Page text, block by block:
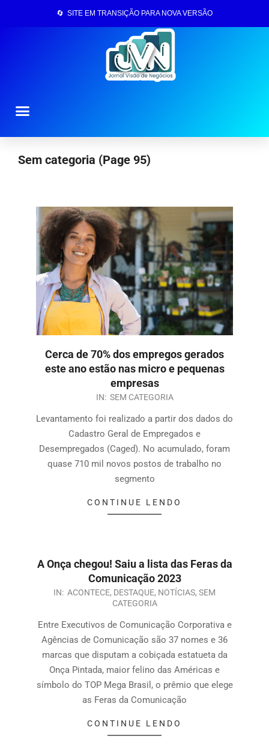
🔄 SITE EM TRANSIÇÃO PARA NOVA VERSÃO
Sem categoria (Page 95)
Cerca de 70% dos empregos gerados
este ano estão nas micro e pequenas
empresas
IN: SEM CATEGORIA
Levantamento foi realizado a partir dos dados do
Cadastro Geral de Empregados e
Desempregados (Caged). No acumulado, foram
quase 710 mil novos postos de trabalho no
segmento
CONTINUE LENDO
A Onça chegou! Saiu a lista das Feras da
Comunicação 2023
IN: ACONTECE, DESTAQUE, NOTÍCIAS, SEM
CATEGORIA
Entre Executivos de Comunicação Corporativa e
Agências de Comunicação são 37 nomes e 36
marcas que disputam a cobiçada estatueta da
Onça Pintada, maior felino das Américas e
símbolo do TOP Mega Brasil, o prêmio que elege
as Feras da Comunicação
CONTINUE LENDO